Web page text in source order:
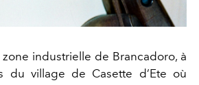
industrielle de Brancadoro, à
du village de Casette d’Ete où